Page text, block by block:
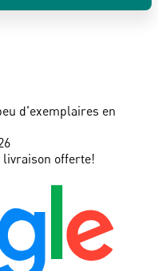
d'exemplaires en
offerte!